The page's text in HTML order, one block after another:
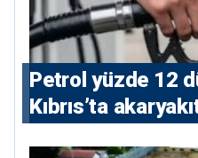
Petrol yüzde 12
Kıbrıs’ta